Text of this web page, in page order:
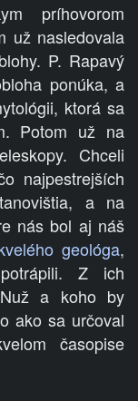
príhovorom
už nasledovala
P. Rapavý
ponúka, a
ktorá sa
Potom už na
Chceli
najpestrejších
a na
nás bol aj náš
geológa,
Z ich
a koho by
ako sa určoval
časopise